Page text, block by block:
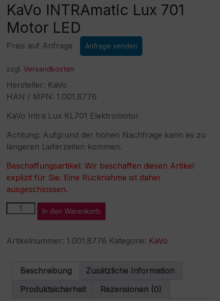
KaVo INTRAmatic Lux 701
Motor LED
Preis auf Anfrage Anfrage senden
zzgl.Versandkosten
Hersteller: KaVo
HAN / MPN: 1.001.8776
KaVo Intra Lux KL701 Elektromotor
Achtung: Aufgrund der hohen Nachfrage kann es zu
längeren Lieferzeiten kommen.
Beschaffungsartikel: Wir beschaffen diesen Artikel
explizit für Sie. Eine Rücknahme ist daher
ausgeschlossen.
KaVo
INTRAmatic
701
Motor
Menge
In den Warenkorb
l
e
r
a
t
i
v
Artikelnummer: 1.001.8776 Kategorie: KaVo
Beschreibung
Zusätzliche Information
Produktsicherheit
Rezensionen (0)